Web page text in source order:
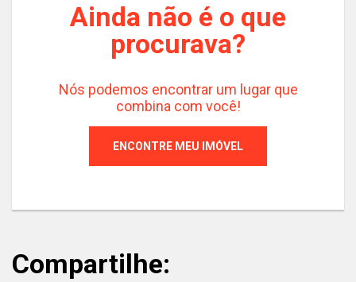
Ainda não é o que
procurava?
Nós podemos encontrar um lugar que
combina com você!
ENCONTRE MEU IMÓVEL
Compartilhe: